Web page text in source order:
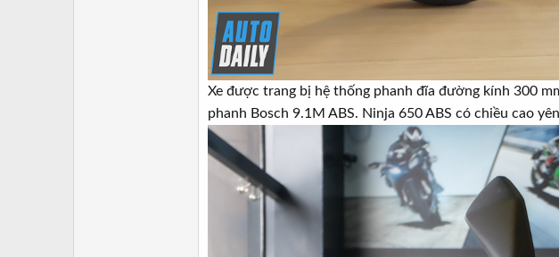
Xe được trang bị hệ thống phanh đĩa đường kính 300
phanh Bosch 9.1M ABS. Ninja 650 ABS có chiều cao